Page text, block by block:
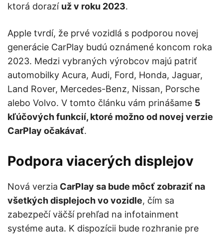
ktorá dorazí už v roku 2023.
Apple tvrdí, že prvé vozidlá s podporou novej
generácie CarPlay budú oznámené koncom roka
2023. Medzi vybraných výrobcov majú patriť
automobilky Acura, Audi, Ford, Honda, Jaguar,
Land Rover, Mercedes-Benz, Nissan, Porsche
alebo Volvo. V tomto článku vám prinášame 5
kľúčových funkcií, ktoré možno od novej verzie
CarPlay očakávať.
Podpora viacerých displejov
Nová verzia CarPlay sa bude môcť zobraziť na
všetkých displejoch vo vozidle, čím sa
zabezpečí väčší prehľad na infotainment
systéme auta. K dispozícii bude rozhranie pre